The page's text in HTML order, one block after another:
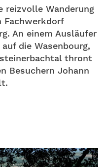
reizvolle Wanderung
An einem Ausläufer
die Wasenbourg,
thront
Besuchern Johann